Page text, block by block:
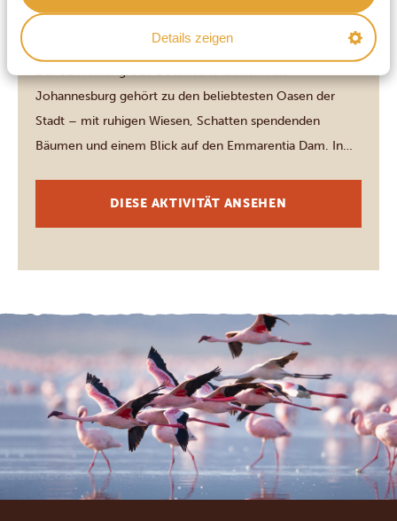
Details zeigen
Johannesburg
BOTANISCHER GARTEN IN
JOHANNESBURG
Johannesburg gehört zu den beliebtesten Oasen der
Stadt – mit ruhigen Wiesen, Schatten spendenden
Bäumen und einem Blick auf den Emmarentia Dam. In
Sportplatz ein Garten mit eigenen Bereichen für Rosen,
DIESE AKTIVITÄT ANSEHEN